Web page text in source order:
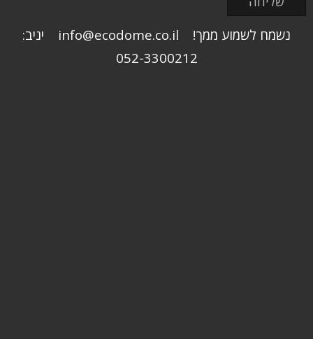
נשמח לשמוע ממך! info@ecodome.co.il יניב:
052-3300212